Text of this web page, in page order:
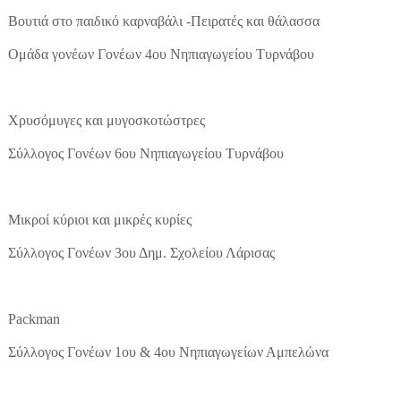
Βουτιά στο παιδικό καρναβάλι -Πειρατές και θάλασσα
Ομάδα γονέων Γονέων 4ου Νηπιαγωγείου Τυρνάβου
Χρυσόμυγες και μυγοσκοτώστρες
Σύλλογος Γονέων 6ου Νηπιαγωγείου Τυρνάβου
Μικροί κύριοι και μικρές κυρίες
Σύλλογος Γονέων 3ου Δημ. Σχολείου Λάρισας
Packman
Σύλλογος Γονέων 1ου & 4ου Νηπιαγωγείων Αμπελώνα